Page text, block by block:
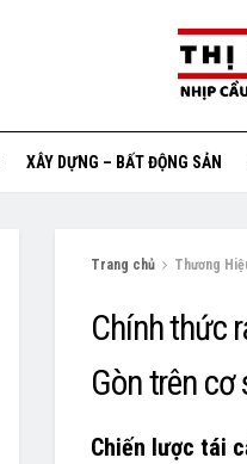
XÂY DỰNG – BẤT ĐỘNG SẢN
Trang chủ Thương
Chính thức
Gòn trên
Chiến lược tái